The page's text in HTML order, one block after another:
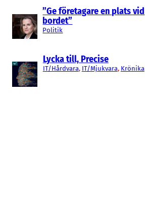
”Ge företagare en plats vid
bordet”
Politik
Lycka till, Precise
IT/Hårdvara, IT/Mjukvara, Krönika